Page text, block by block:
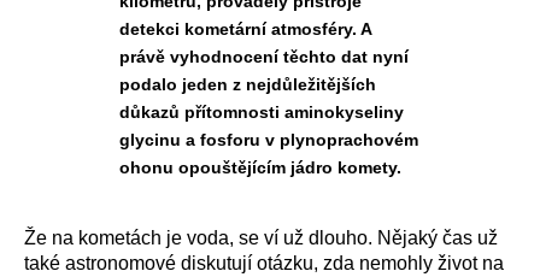
detekci kometární atmosféry. A
právě vyhodnocení těchto dat nyní
podalo jeden z nejdůležitějších
důkazů přítomnosti aminokyseliny
glycinu a fosforu v plynoprachovém
ohonu opouštějícím jádro komety.
Že na kometách je voda, se ví už dlouho. Nějaký čas už
také astronomové diskutují otázku, zda nemohly život na